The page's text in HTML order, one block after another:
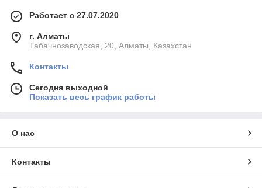
Работает с 27.07.2020
г. Алматы
Табачнозаводская, 20, Алматы, Казахстан
Контакты
Сегодня выходной
Показать весь график работы
О нас
Контакты